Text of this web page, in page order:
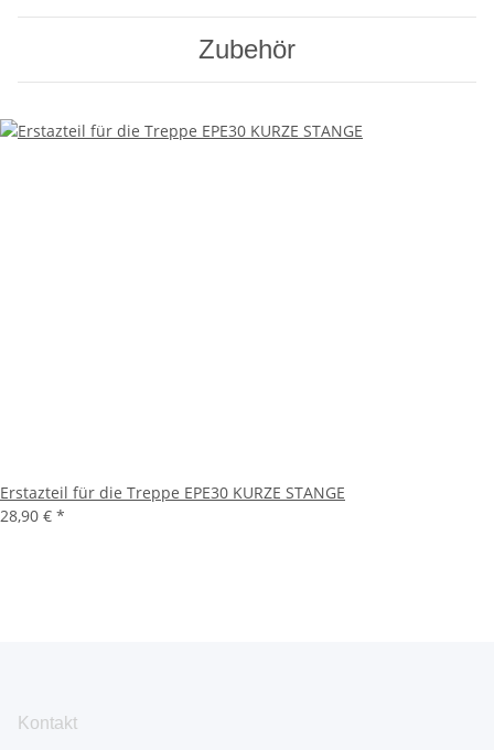
Zubehör
Erstazteil für die Treppe EPE30 KURZE STANGE
28,90 € *
Kontakt